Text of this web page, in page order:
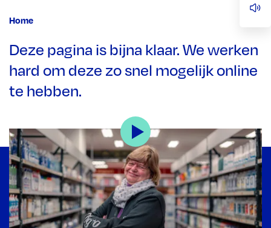
Home
Deze pagina is bijna klaar. We werken
hard om deze zo snel mogelijk online
te hebben.
Footer